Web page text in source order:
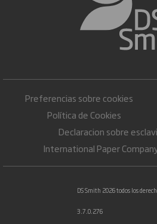
Preferencias sobre cookies
Política de Cookies
Declaracion sobre
International Paper
DS Smith 2026 todos los
3.7.0.276